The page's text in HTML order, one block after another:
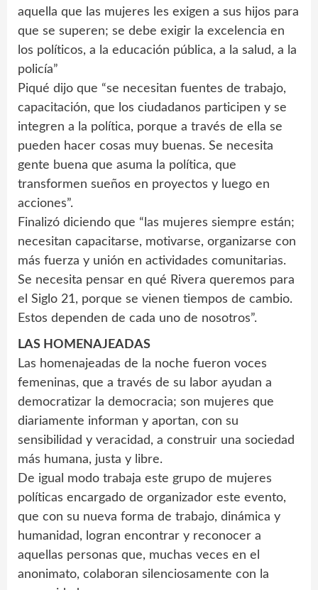
aquella que las mujeres les exigen a sus hijos para
que se superen; se debe exigir la excelencia en
los políticos, a la educación pública, a la salud, a la
policía”
Piqué dijo que “se necesitan fuentes de trabajo,
capacitación, que los ciudadanos participen y se
integren a la política, porque a través de ella se
pueden hacer cosas muy buenas. Se necesita
gente buena que asuma la política, que
transformen sueños en proyectos y luego en
acciones”.
Finalizó diciendo que “las mujeres siempre están;
necesitan capacitarse, motivarse, organizarse con
más fuerza y unión en actividades comunitarias.
Se necesita pensar en qué Rivera queremos para
el Siglo 21, porque se vienen tiempos de cambio.
Estos dependen de cada uno de nosotros”.
LAS HOMENAJEADAS
Las homenajeadas de la noche fueron voces
femeninas, que a través de su labor ayudan a
democratizar la democracia; son mujeres que
diariamente informan y aportan, con su
sensibilidad y veracidad, a construir una sociedad
más humana, justa y libre.
De igual modo trabaja este grupo de mujeres
políticas encargado de organizador este evento,
que con su nueva forma de trabajo, dinámica y
humanidad, logran encontrar y reconocer a
aquellas personas que, muchas veces en el
anonimato, colaboran silenciosamente con la